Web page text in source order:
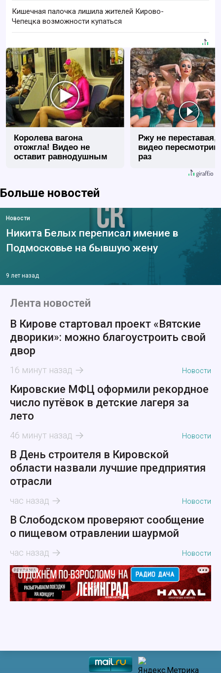
Кишечная палочка лишила жителей Кирово-
Чепецка возможности купаться
i
Королева вагона
отожгла! Видео не
оставит равнодушным
Ржу не переставая,
видео
раз
Больше новостей
Новости
Никита Белых переписал имение в
Подмосковье на бывшую жену
9 лет назад
Лента новостей
В Кирове стартовал проект «Вятские
дворики»: можно благоустроить свой
двор
16 минут назад Новости
Кировские МФЦ оформили рекордное
число путёвок в детские лагеря за
лето
46 минут назад Новости
В День строителя в Кировской
области назвали лучшие предприятия
отрасли
час назад Новости
В Слободском проверяют сообщение
о пищевом отравлении шаурмой
час назад Новости
РЕКЛАМА